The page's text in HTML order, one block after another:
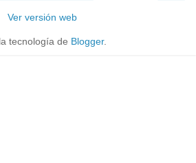
Ver versión web
tecnología de Blogger.